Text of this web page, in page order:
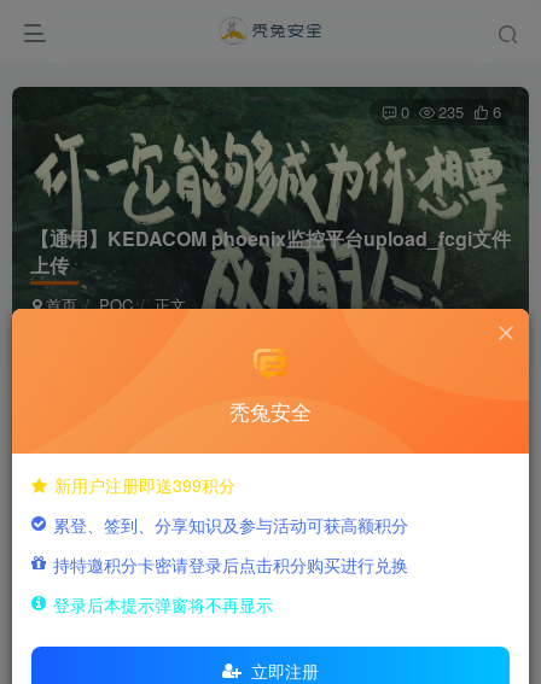
【通用】KEDACOM phoenix监控平台upload_fcgi文件
上传
首页 POC 正文
0 235 6
此内容为付费阅读，请付费后查看
500
付费阅读
秃兔安全
新用户注册即送399积分
累登、签到、分享知识及参与活动可获高额积分
持特邀积分卡密请登录后点击积分购买进行兑换
登录后本提示弹窗将不再显示
立即注册